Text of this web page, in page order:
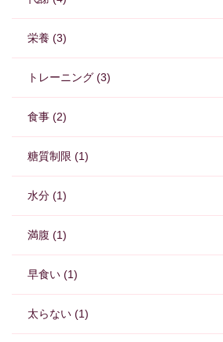
栄養 (3)
トレーニング (3)
食事 (2)
糖質制限 (1)
水分 (1)
満腹 (1)
早食い (1)
太らない (1)